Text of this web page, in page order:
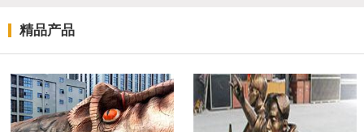
精品产品